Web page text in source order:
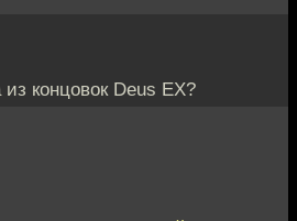
концовок Deus EX?